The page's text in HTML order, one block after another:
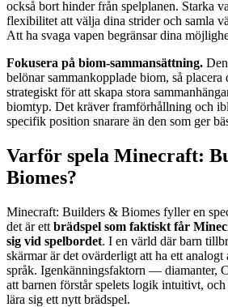
också bort hinder från spelplanen. Starka
flexibilitet att välja dina strider och samla
Att ha svaga vapen begränsar dina
Fokusera på biom-sammansättning.
belönar sammankopplade biom, så placera
strategiskt för att skapa stora
biomtyp. Det kräver framförhållning och
specifik position snarare än den som ger
Varför spela Minecraft:
Biomes?
Minecraft: Builders & Biomes fyller en
det är ett brädspel som faktiskt får
sig vid spelbordet. I en värld där barn
skärmar är det ovärderligt att ha ett analogt
språk. Igenkänningsfaktorn — diamanter,
att barnen förstår spelets logik intuitivt,
lära sig ett nytt brädspel.